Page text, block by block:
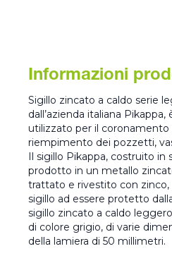
Informazioni
Sigillo zincato a caldo serie
dall’azienda italiana
utilizzato per il coronamento
riempimento dei pozzetti,
Il sigillo Pikappa, costruito in
prodotto in un metallo
trattato e rivestito con zinco,
sigillo ad essere protetto
sigillo zincato a caldo
di colore grigio, di varie
della lamiera di 50 millimetri.